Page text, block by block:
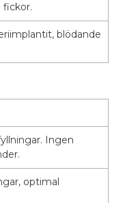
fickor.
blödande
Ingen
optimal